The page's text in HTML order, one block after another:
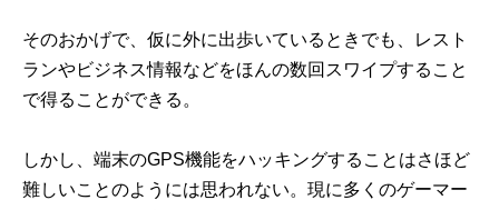
そのおかげで、仮に外に出歩いているときでも、レスト
ランやビジネス情報などをほんの数回スワイプすること
で得ることができる。
しかし、端末のGPS機能をハッキングすることはさほど
難しいことのようには思われない。現に多くのゲーマー